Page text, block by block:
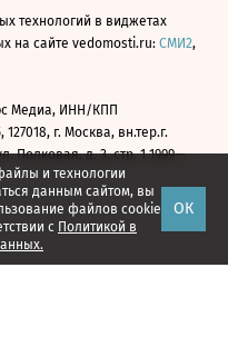
и технологии
данным сайтом, вы
файлов cookie
с Политикой в
ОК
технологий в виджетах
на сайте vedomosti.ru: СМИ2,
Медиа, ИНН/КПП
127018, г. Москва, вн.тер.г.
Полковая, д. 3, стр. 1 1999—